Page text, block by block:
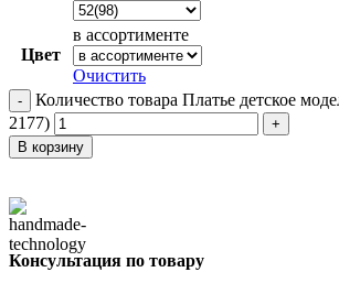
Цвет
в ассортименте
Очистить
Количество товара Платье детское
2177)
В корзину
Консультация по товару